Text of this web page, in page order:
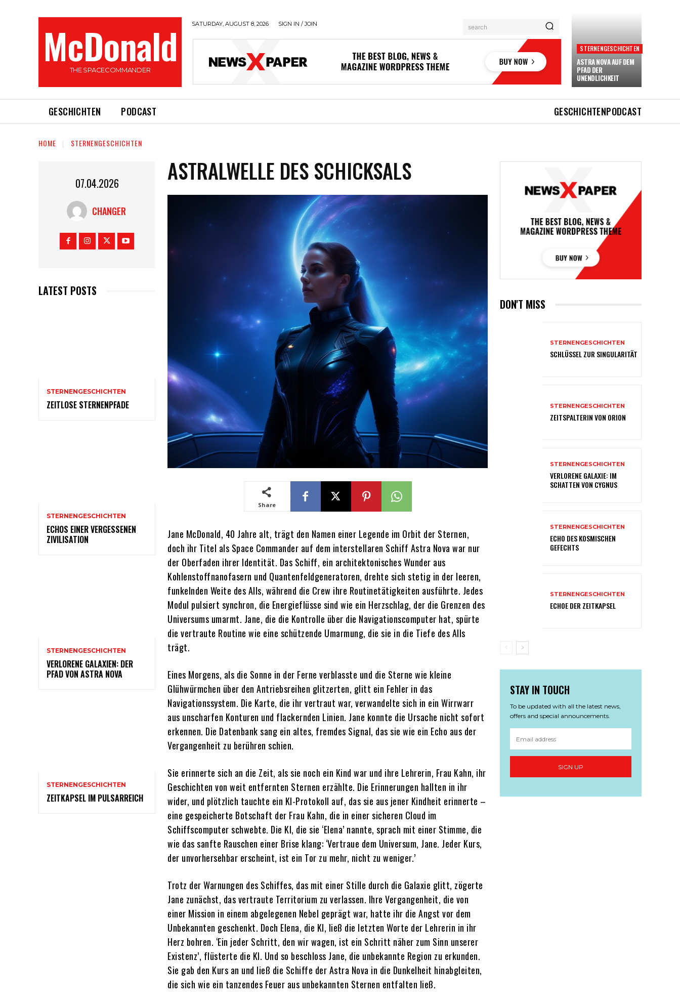
McDonald
THE SPACECOMMANDER
SATURDAY, AUGUST 8, 2026 SIGN IN / JOIN search
STERNENGESCHICHTEN
ASTRA NOVA AUF DEM
PFAD DER
UNENDLICHKEIT
GESCHICHTEN PODCAST GESCHICHTENPODCAST
HOME STERNENGESCHICHTEN
07.04.2026
CHANGER
LATEST POSTS
STERNENGESCHICHTEN
ZEITLOSE STERNENPFADE
STERNENGESCHICHTEN
ECHOS EINER VERGESSENEN
ZIVILISATION
STERNENGESCHICHTEN
VERLORENE GALAXIEN: DER
PFAD VON ASTRA NOVA
STERNENGESCHICHTEN
ZEITKAPSEL IM PULSARREICH
ASTRALWELLE DES SCHICKSALS
Share
Jane McDonald, 40 Jahre alt, trägt den Namen einer Legende im Orbit der Sternen,
doch ihr Titel als Space Commander auf dem interstellaren Schiff Astra Nova war nur
der Oberfaden ihrer Identität. Das Schiff, ein architektonisches Wunder aus
Kohlenstoffnanofasern und Quantenfeldgeneratoren, drehte sich stetig in der leeren,
funkelnden Weite des Alls, während die Crew ihre Routinetätigkeiten ausführte. Jedes
Modul pulsiert synchron, die Energieflüsse sind wie ein Herzschlag, der die Grenzen des
Universums umarmt. Jane, die die Kontrolle über die Navigationscomputer hat, spürte
die vertraute Routine wie eine schützende Umarmung, die sie in die Tiefe des Alls
trägt.
Eines Morgens, als die Sonne in der Ferne verblasste und die Sterne wie kleine
Glühwürmchen über den Antriebsreihen glitzerten, glitt ein Fehler in das
Navigationssystem. Die Karte, die ihr vertraut war, verwandelte sich in ein Wirrwarr
aus unscharfen Konturen und flackernden Linien. Jane konnte die Ursache nicht sofort
erkennen. Die Datenbank sang ein altes, fremdes Signal, das sie wie ein Echo aus der
Vergangenheit zu berühren schien.
Sie erinnerte sich an die Zeit, als sie noch ein Kind war und ihre Lehrerin, Frau Kahn, ihr
Geschichten von weit entfernten Sternen erzählte. Die Erinnerungen hallten in ihr
wider, und plötzlich tauchte ein KI-Protokoll auf, das sie aus jener Kindheit erinnerte –
eine gespeicherte Botschaft der Frau Kahn, die in einer sicheren Cloud im
Schiffscomputer schwebte. Die KI, die sie ‘Elena’ nannte, sprach mit einer Stimme, die
wie das sanfte Rauschen einer Brise klang: ‘Vertraue dem Universum, Jane. Jeder Kurs,
der unvorhersehbar erscheint, ist ein Tor zu mehr, nicht zu weniger.’
Trotz der Warnungen des Schiffes, das mit einer Stille durch die Galaxie glitt, zögerte
Jane zunächst, das vertraute Territorium zu verlassen. Ihre Vergangenheit, die von
einer Mission in einem abgelegenen Nebel geprägt war, hatte ihr die Angst vor dem
Unbekannten geschenkt. Doch Elena, die KI, ließ die letzten Worte der Lehrerin in ihr
Herz bohren. ‘Ein jeder Schritt, den wir wagen, ist ein Schritt näher zum Sinn unserer
Existenz’, flüsterte die KI. Und so beschloss Jane, die unbekannte Region zu erkunden.
Sie gab den Kurs an und ließ die Schiffe der Astra Nova in die Dunkelheit hinabgleiten,
die sich wie ein tanzendes Feuer aus unbekannten Sternen entfalten ließ.
DON'T MISS
STERNENGESCHICHTEN
SCHLÜSSEL ZUR SINGULARITÄT
STERNENGESCHICHTEN
ZEITSPALTERIN VON ORION
STERNENGESCHICHTEN
VERLORENE GALAXIE: IM
SCHATTEN VON CYGNUS
STERNENGESCHICHTEN
ECHO DES KOSMISCHEN
GEFECHTS
STERNENGESCHICHTEN
ECHOE DER ZEITKAPSEL
STAY IN TOUCH
To be updated with all the latest news,
offers and special announcements.
SIGN UP